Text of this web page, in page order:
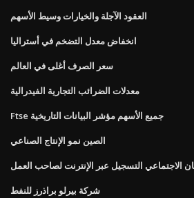
العقود الآجلة والخيارات وسيط الأسهم
انخفاض معدل التضخم في أستراليا
سعر الصرف أغلى في العالم
معدلات الضرائب التجارية الفيدرالية
Ftse جميع الأسهم مؤشر البيانات التاريخية
الصين نمو الإنتاج الصناعي
الاجتماعي التسجيل عبر الإنترنت لصاحب العمل
شركة بيرلو براذرز للنفط